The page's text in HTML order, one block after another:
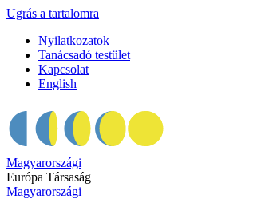
Ugrás a tartalomra
Nyilatkozatok
Tanácsadó testület
Kapcsolat
English
Magyarországi
Európa Társaság
Magyarországi